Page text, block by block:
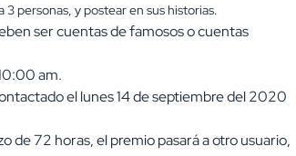
personas, y postear en sus historias.
ser cuentas de famosos o cuentas
am.
el lunes 14 de septiembre del 2020
de 72 horas, el premio pasará a otro usuario,